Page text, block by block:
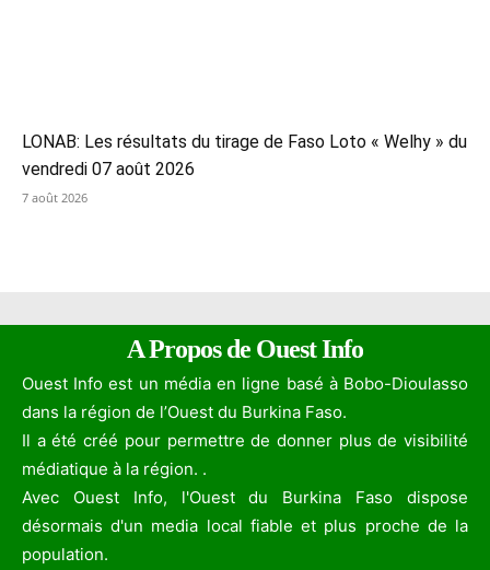
LONAB: Les résultats du tirage de Faso Loto « Welhy » du
vendredi 07 août 2026
7 août 2026
A Propos de Ouest Info
Ouest Info est un média en ligne basé à Bobo-Dioulasso
dans la région de l’Ouest du Burkina Faso.
Il a été créé pour permettre de donner plus de visibilité
médiatique à la région. .
Avec Ouest Info, l'Ouest du Burkina Faso dispose
désormais d'un media local fiable et plus proche de la
population.